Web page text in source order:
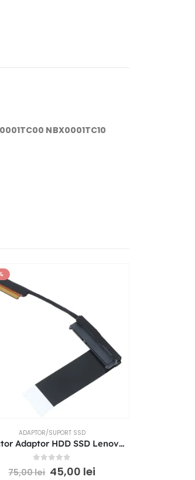
NBX0001TC10
ADAPTOR/SUPORT SSD
Conector Adaptor HDD SSD Lenovo ThinkPad T570 P51S T580 P52S 01ER034
out of 5
75,00lei 45,00 lei